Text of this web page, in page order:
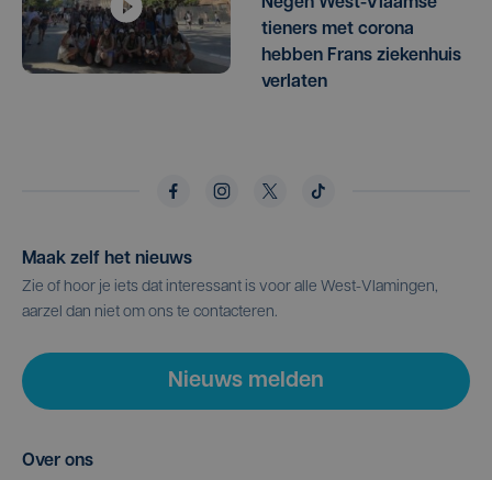
Negen West-Vlaamse
tieners met corona
hebben Frans ziekenhuis
verlaten
Maak zelf het nieuws
Zie of hoor je iets dat interessant is voor alle West-Vlamingen,
aarzel dan niet om ons te contacteren.
Nieuws melden
Over ons